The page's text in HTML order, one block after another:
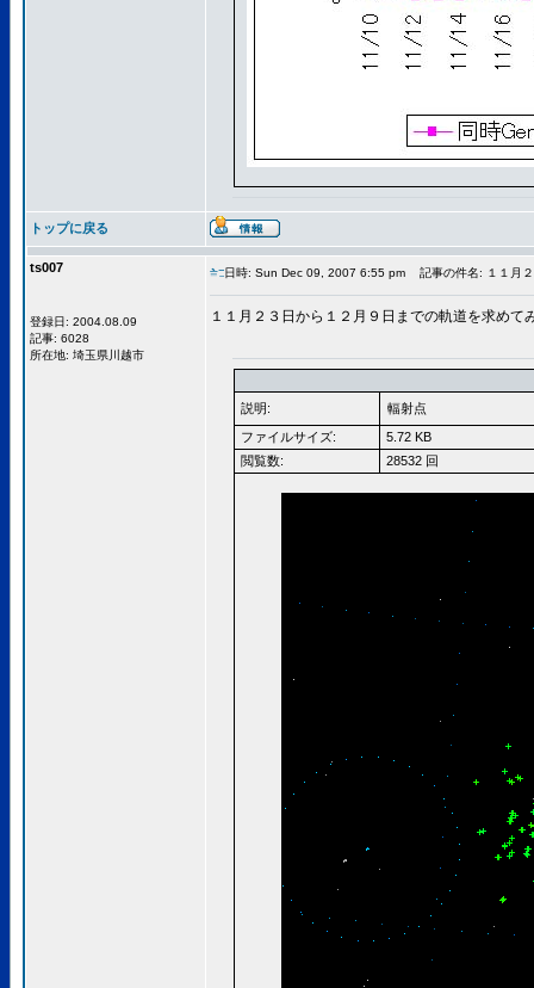
トップに戻る
ts007
登録日: 2004.08.09
記事: 6028
所在地: 埼玉県川越市
日時: Sun Dec 09, 2007 6:55 pm 記事の件名: １１月
１１月２３日から１２月９日までの軌道を求めて
説明:
輻射点
ファイルサイズ:
5.72 KB
閲覧数:
28532 回